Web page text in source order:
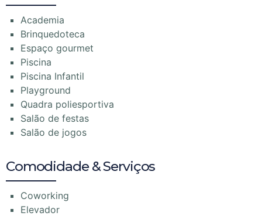
Academia
Brinquedoteca
Espaço gourmet
Piscina
Piscina Infantil
Playground
Quadra poliesportiva
Salão de festas
Salão de jogos
Comodidade & Serviços
Coworking
Elevador